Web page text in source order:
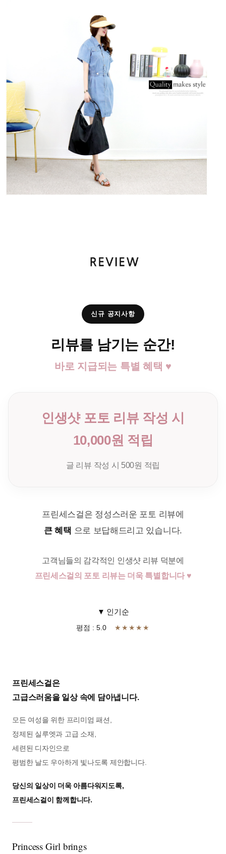
신규 공지사항
리뷰를 남기는 순간!
바로 지급되는 특별 혜택 ♥
인생샷 포토 리뷰 작성 시
10,000원 적립
글 리뷰 작성 시 500원 적립
프린세스걸은 정성스러운 포토 리뷰에
큰 혜택 으로 보답해드리고 있습니다.
고객님들의 감각적인 인생샷 리뷰 덕분에
프린세스걸의 포토 리뷰는 더욱 특별합니다 ♥
▼ 인기순
평점 : 5.0 ★★★★★
프린세스걸은
고급스러움을 일상 속에 담아냅니다.
모든 여성을 위한 프리미엄 패션,
정제된 실루엣과 고급 소재,
세련된 디자인으로
평범한 날도 우아하게 빛나도록 제안합니다.
당신의 일상이 더욱 아름다워지도록,
프린세스걸이 함께합니다.
Princess Girl brings